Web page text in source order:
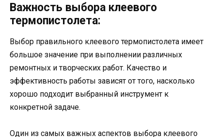
Важность выбора клеевого
термопистолета:
Выбор правильного клеевого термопистолета имеет
большое значение при выполнении различных
ремонтных и творческих работ. Качество и
эффективность работы зависят от того, насколько
хорошо подходит выбранный инструмент к
конкретной задаче.
Один из самых важных аспектов выбора клеевого